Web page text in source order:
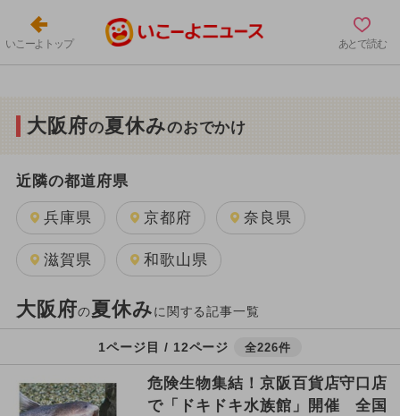
いこーよトップ あとで読む
大阪府の夏休みのおでかけ
近隣の都道府県
兵庫県 京都府 奈良県
滋賀県 和歌山県
大阪府の夏休みに関する記事一覧
1ページ目 / 12ページ 全226件
危険生物集結！京阪百貨店守口店
で「ドキドキ水族館」開催 全国